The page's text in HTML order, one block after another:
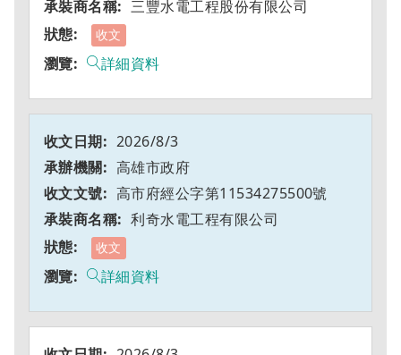
三豐水電工程股份有限公司
收文
詳細資料
2026/8/3
高雄市政府
高市府經公字第11534275500號
利奇水電工程有限公司
收文
詳細資料